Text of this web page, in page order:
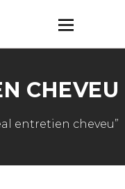
CHEVEU
entretien cheveu”